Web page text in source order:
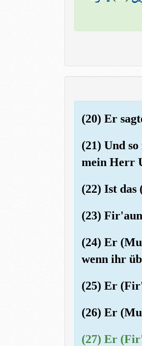
(20) Er
(21) Und
mein Herr
(22) Ist
(23)
(24) Er
wenn ihr
(25) Er
(26) Er
(27) Er